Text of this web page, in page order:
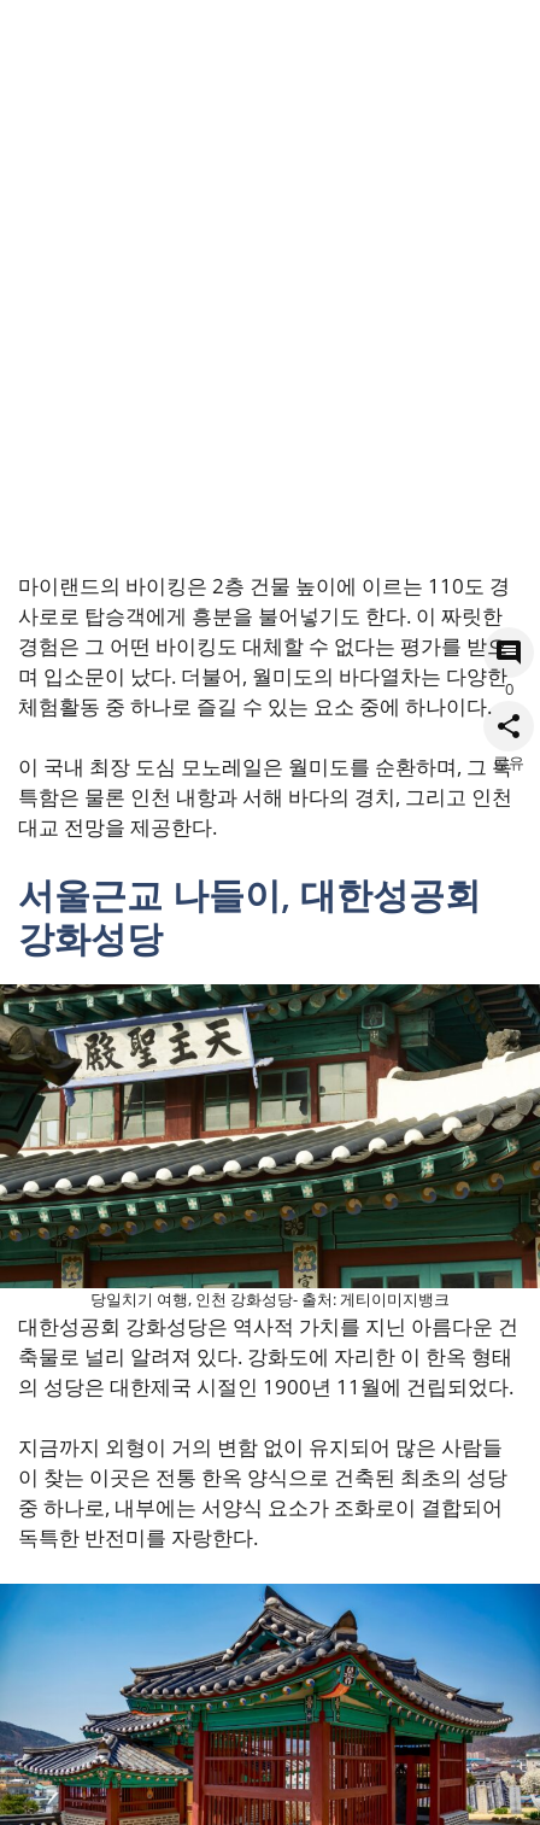
마이랜드의 바이킹은 2층 건물 높이에 이르는 110도 경
사로로 탑승객에게 흥분을 불어넣기도 한다. 이 짜릿한
경험은 그 어떤 바이킹도 대체할 수 없다는 평가를 받으
며 입소문이 났다. 더불어, 월미도의 바다열차는 다양한
체험활동 중 하나로 즐길 수 있는 요소 중에 하나이다.
이 국내 최장 도심 모노레일은 월미도를 순환하며, 그 독
특함은 물론 인천 내항과 서해 바다의 경치, 그리고 인천
대교 전망을 제공한다.
서울근교 나들이, 대한성공회
강화성당
당일치기 여행, 인천 강화성당- 출처: 게티이미지뱅크
대한성공회 강화성당은 역사적 가치를 지닌 아름다운 건
축물로 널리 알려져 있다. 강화도에 자리한 이 한옥 형태
의 성당은 대한제국 시절인 1900년 11월에 건립되었다.
지금까지 외형이 거의 변함 없이 유지되어 많은 사람들
이 찾는 이곳은 전통 한옥 양식으로 건축된 최초의 성당
중 하나로, 내부에는 서양식 요소가 조화로이 결합되어
독특한 반전미를 자랑한다.
0
공유